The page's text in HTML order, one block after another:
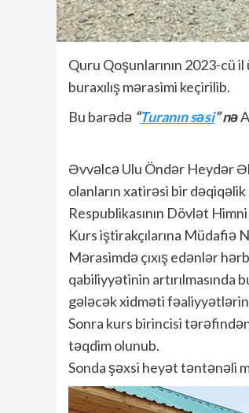
Quru Qoşunlarının 2023-cü
buraxılış mərasimi keçirilib.
Bu barədə “Turanın səsi” nə
Əvvəlcə Ulu Öndər Heydər
olanların xatirəsi bir
Respublikasının Dövlət
Kurs iştirakçılarına Müdafiə
Mərasimdə çıxış edənlər
qabiliyyətinin artırılmasında
gələcək xidməti
Sonra kurs birincisi
təqdim olunub.
Sonda şəxsi heyət təntənəli